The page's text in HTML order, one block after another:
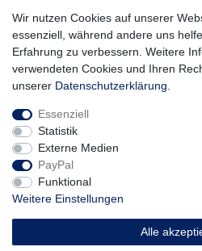
Impressum
Service
Zahlungsarten
Lieferung und Abholung
Unternehmen
Über uns
Karriere
Kontakt
Vertrag widerrufen
Wir nutzen Cookies auf unserer
essenziell, während andere uns
Erfahrung zu verbessern. Weitere
verwendeten Cookies und Ihren
unserer Daten­schutz­erklärung
Essenziell
Statistik
Externe Medien
PayPal
Funktional
Weitere Einstellungen
Alle